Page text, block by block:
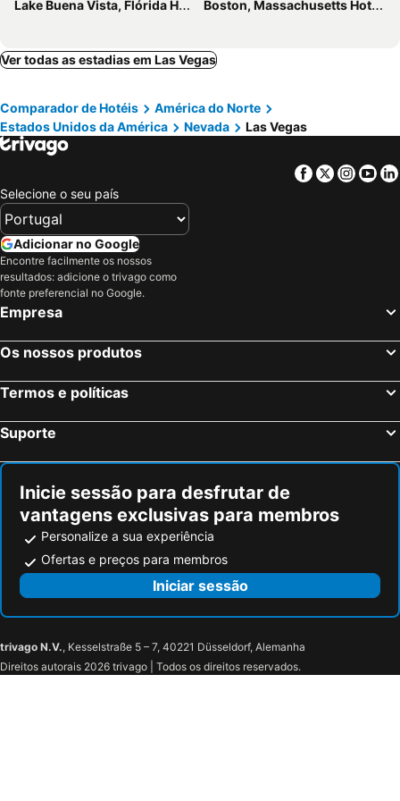
Motel 6 Las Vegas, NV – I-15 Stadium
Santa Fe Station Hotel & Casino
Lake Buena Vista, Flórida Hotéis
Boston, Massachusetts Hotéis
Ver todas as estadias em Las Vegas
Comparador de Hotéis
América do Norte
Estados Unidos da América
Nevada Las Vegas
Facebook
Twitter
Selecione o seu país
Adicionar no Google
Encontre facilmente os nossos
resultados: adicione o trivago como
fonte preferencial no Google.
Empresa
Os nossos produtos
Termos e políticas
Suporte
Inicie sessão para desfrutar de
vantagens exclusivas para membros
Personalize a sua experiência
Ofertas e preços para membros
Iniciar sessão
trivago N.V., Kesselstraße 5 – 7, 40221 Düsseldorf, Alemanha
Direitos autorais 2026 trivago | Todos os direitos reservados.